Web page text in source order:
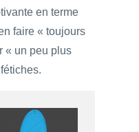
en terme
faire « toujours
« un peu plus